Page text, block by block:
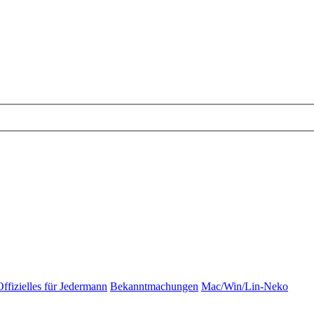
für Jedermann Bekanntmachungen Mac/Win/Lin-Neko